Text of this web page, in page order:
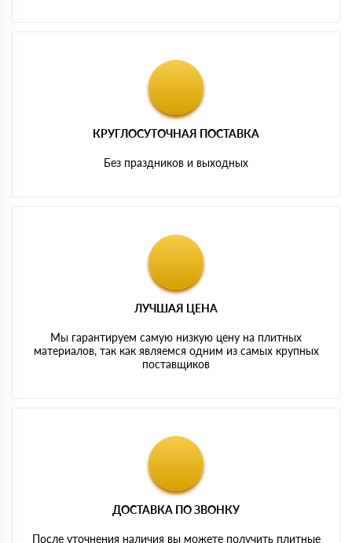
КРУГЛОСУТОЧНАЯ ПОСТАВКА
Без праздников и выходных
ЛУЧШАЯ ЦЕНА
Мы гарантируем самую низкую цену на плитных
материалов, так как являемся одним из самых крупных
поставщиков
ДОСТАВКА ПО ЗВОНКУ
После уточнения наличия вы можете получить плитные